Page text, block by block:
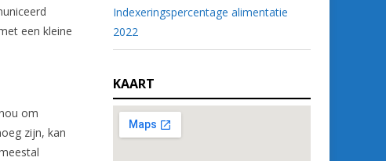
een kleine
om
zijn, kan
Indexeringspercentage alimentatie
2022
KAART